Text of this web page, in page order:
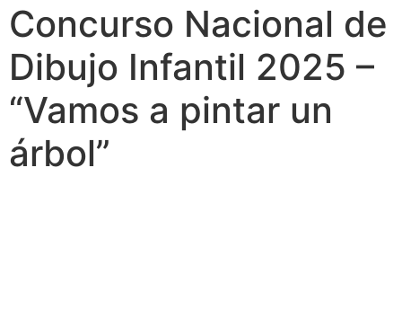
Concurso Nacional de
Dibujo Infantil 2025 –
“Vamos a pintar un
árbol”